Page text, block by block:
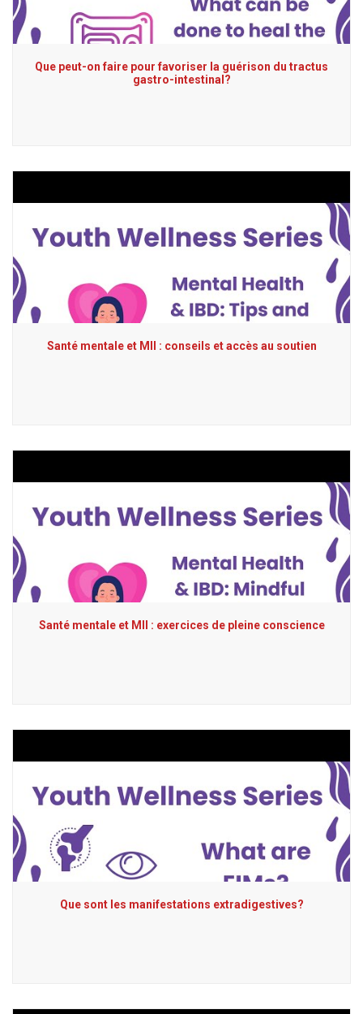
Que peut-on faire pour favoriser la guérison du tractus
gastro-intestinal?
Santé mentale et MII : conseils et accès au soutien
Santé mentale et MII : exercices de pleine conscience
Que sont les manifestations extradigestives?